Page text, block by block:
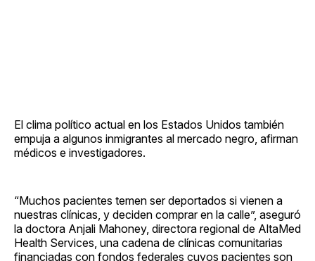
El clima político actual en los Estados Unidos también
empuja a algunos inmigrantes al mercado negro, afirman
médicos e investigadores.
“Muchos pacientes temen ser deportados si vienen a
nuestras clínicas, y deciden comprar en la calle”, aseguró
la doctora Anjali Mahoney, directora regional de AltaMed
Health Services, una cadena de clínicas comunitarias
financiadas con fondos federales cuyos pacientes son